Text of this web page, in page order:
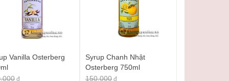
HẠT THỦY TINH ĐÀI LOAN KIWI -
Vanilla Osterberg
đ
Syrup Chanh Nhật
Osterberg 750ml
150.000 đ